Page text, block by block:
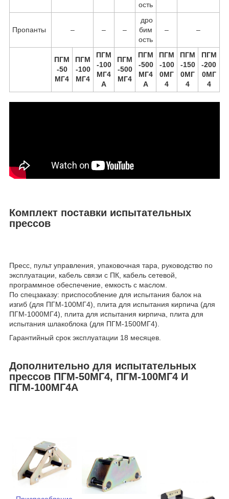
ость
Пропанты – – –
дро
бим
ость
– –
ПГМ
-50
МГ4
ПГМ
-100
МГ4
ПГМ
-100
МГ4
А
ПГМ
-500
МГ4
ПГМ
-500
МГ4
А
ПГМ
-100
0МГ
4
ПГМ
-150
0МГ
4
ПГМ
-200
0МГ
4
Комплект поставки испытательных
прессов
Пресс, пульт управления, упаковочная тара, руководство по
эксплуатации, кабель связи с ПК, кабель сетевой,
программное обеспечение, емкость с маслом.
По спецзаказу: приспособление для испытания балок на
изгиб (для ПГМ-100МГ4), плита для испытания кирпича (для
ПГМ-1000МГ4), плита для испытания кирпича, плита для
испытания шлакоблока (для ПГМ-1500МГ4).
Гарантийный срок эксплуатации 18 месяцев.
Дополнительно для испытательных
прессов ПГМ-50МГ4, ПГМ-100МГ4 И
ПГМ-100МГ4А